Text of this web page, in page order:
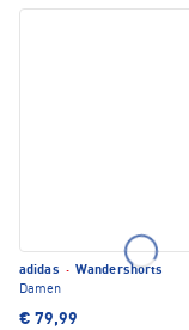
adidas · Wandershorts
Damen
€ 79,99